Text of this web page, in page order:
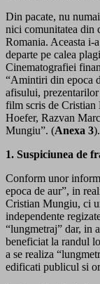
Din pacate, nu
nici comunitatea din
Romania. Aceasta i-
departe pe calea
Cinematografiei
“Amintiri din epoca
afisului,
film scris de Cristian
Hoefer, Razvan
Mungiu”. (Anexa 3
1. Suspiciunea de
Conform unor
epoca de aur”, in
Cristian Mungiu, ci
independente
“lungmetraj” dar, in
beneficiat la randul
a se realiza
edificati publicul si